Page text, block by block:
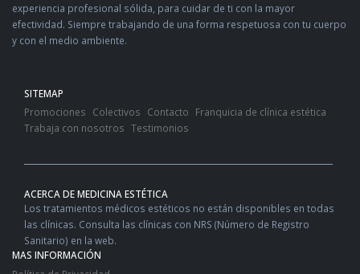
experiencia profesional sólida, para cuidar de ti con la mayor
efectividad. Siempre trabajando de una forma respetuosa con tu cuerpo
y con el medio ambiente.
SITEMAP
Promociones
Colectivos Contacto
Franquicia de clínica estética
Trabaja con nosotros Testimonios
ACERCA DE MEDICINA ESTÉTICA
Los tratamientos médicos estéticos no están disponibles en todas
las clínicas. Consulta las clínicas con NRS (Número de Registro
Sanitario) en la web.
MAS INFORMACIÓN